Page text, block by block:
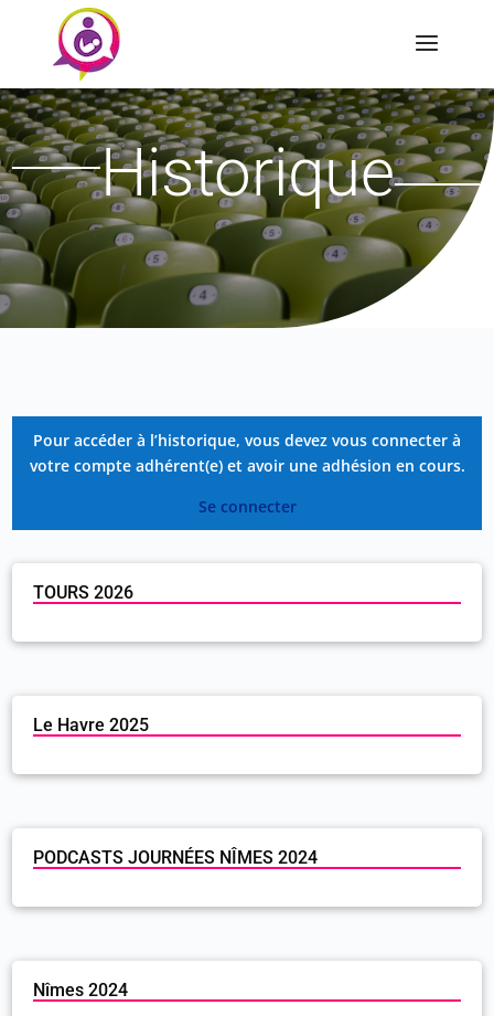
Historique
Pour accéder à l’historique, vous devez vous connecter à
votre compte adhérent(e) et avoir une adhésion en cours.
Se connecter
TOURS 2026
Le Havre 2025
PODCASTS JOURNÉES NÎMES 2024
Nîmes 2024